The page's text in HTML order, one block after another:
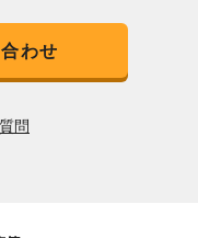
わせ
問